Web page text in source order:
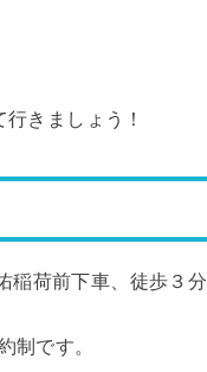
きましょう！
稲荷前下車、徒歩３分
制です。